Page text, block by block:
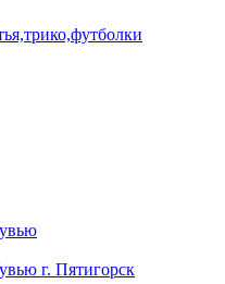
г. Пятигорск